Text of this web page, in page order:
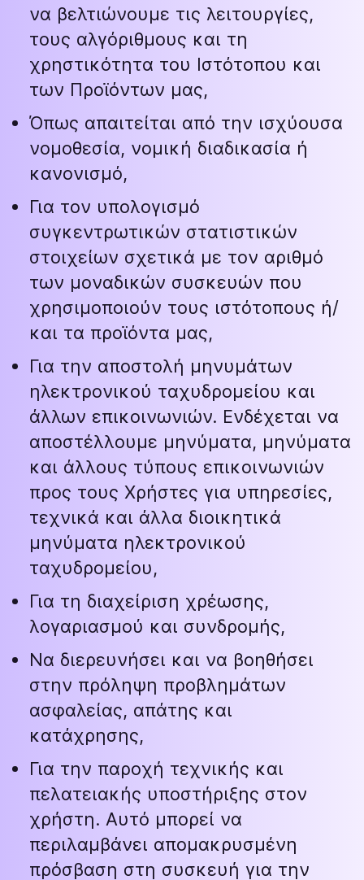
να βελτιώνουμε τις λειτουργίες,
τους αλγόριθμους και τη
χρηστικότητα του Ιστότοπου και
των Προϊόντων μας,
Όπως απαιτείται από την ισχύουσα
νομοθεσία, νομική διαδικασία ή
κανονισμό,
Για τον υπολογισμό
συγκεντρωτικών στατιστικών
στοιχείων σχετικά με τον αριθμό
των μοναδικών συσκευών που
χρησιμοποιούν τους ιστότοπους ή/
και τα προϊόντα μας,
Για την αποστολή μηνυμάτων
ηλεκτρονικού ταχυδρομείου και
άλλων επικοινωνιών. Ενδέχεται να
αποστέλλουμε μηνύματα, μηνύματα
και άλλους τύπους επικοινωνιών
προς τους Χρήστες για υπηρεσίες,
τεχνικά και άλλα διοικητικά
μηνύματα ηλεκτρονικού
ταχυδρομείου,
Για τη διαχείριση χρέωσης,
λογαριασμού και συνδρομής,
Να διερευνήσει και να βοηθήσει
στην πρόληψη προβλημάτων
ασφαλείας, απάτης και
κατάχρησης,
Για την παροχή τεχνικής και
πελατειακής υποστήριξης στον
χρήστη. Αυτό μπορεί να
περιλαμβάνει απομακρυσμένη
πρόσβαση στη συσκευή για την